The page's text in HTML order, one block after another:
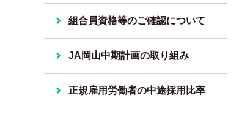
組合員資格等のご確認について
JA岡山中期計画の取り組み
正規雇用労働者の中途採用比率